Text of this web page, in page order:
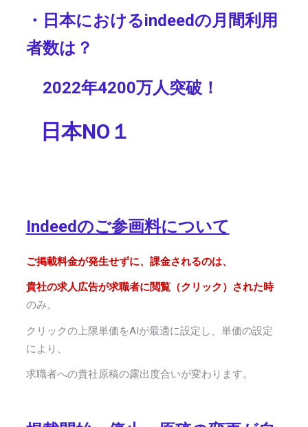
・日本におけるindeedの月間利用
者数は？
2022年4200万人突破！
日本NO１
Indeedのご参画料について
ご掲載料金が発生せずに、課金されるのは、
貴社の求人広告が求職者に閲覧（クリック）された時
のみ。
クリックの上限単価をAIが最適に設定し、単価の設定
により、
求職者への貴社原稿の露出度合いが変わります。